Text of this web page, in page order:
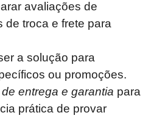
avaliações de
de troca e frete para
a solução para
ou promoções.
entrega e garantia para
prática de provar